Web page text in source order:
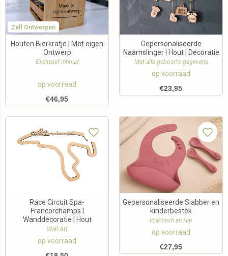
Zelf Ontwerpen
Houten Bierkratje | Met eigen
Ontwerp
Exclusief inhoud
op voorraad
€46,95
Gepersonaliseerde
Naamslinger | Hout | Decoratie
Met alle geboorte gegevens
op voorraad
€23,95
Race Circuit Spa-
Francorchamps |
Wanddecoratie | Hout
Wall Art
op voorraad
Gepersonaliseerde Slabber en
kinderbestek
Praktisch en Hip
op voorraad
€27,95